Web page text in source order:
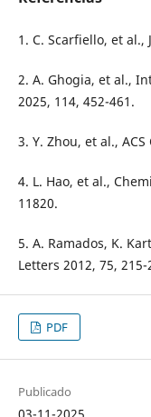
1. C. Scarfiello, et al.,
2. A. Ghogia, et al.,
2025, 114, 452-461.
3. Y. Zhou, et al.,
4. L. Hao, et al.,
11820.
5. A. Ramados, K.
Letters 2012, 75, 215-
PDF
Publicado